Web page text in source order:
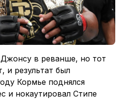
Джонсу в реванше, но тот
и результат был
Кормье поднялся
и нокаутировал Стипе